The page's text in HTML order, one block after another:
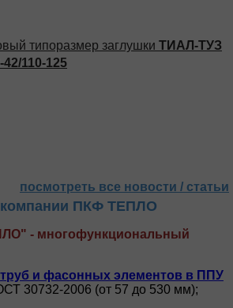
типоразмер заглушки ТИАЛ-ТУЗ
42/110-125
посмотреть все новости / статьи
ПКФ ТЕПЛО
- многофункциональный
труб и фасонных элементов в ППУ
30732-2006 (от 57 до 530 мм);